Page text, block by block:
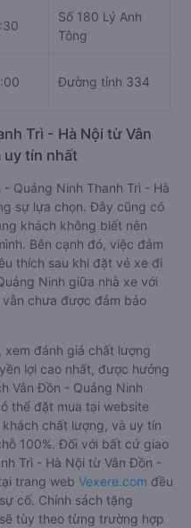
Số 180 Lý Anh
Tông
Đường tỉnh 334
Trì - Hà Nội từ Vân
uy tín nhất
Quảng Ninh Thanh Trì - Hà
sự lựa chọn. Đây cũng có
khách không biết nên
Bên cạnh đó, việc đảm
thích sau khi đặt vé xe đi
Ninh giữa nhà xe với
chưa được đảm bảo
xem đánh giá chất lượng
lợi cao nhất, được hưởng
Vân Đồn - Quảng Ninh
thể đặt mua tại website
chất lượng, và uy tín
100%. Đối với bất cứ giao
Trì - Hà Nội từ Vân Đồn -
trang web Vexere.com đều
cố. Chính sách tặng
tùy theo từng trường hợp